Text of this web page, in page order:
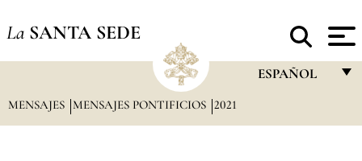
La SANTA SEDE
ESPAÑOL
MENSAJES MENSAJES PONTIFICIOS 2021